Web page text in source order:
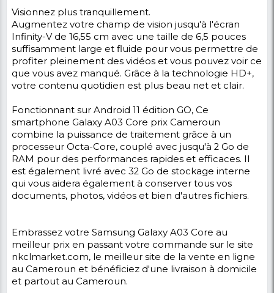
Samsung Galaxy A03 Core - 32Go-2Go - 6.5
8MP-5MP - 24 mois de
Détail du produit
coloré pour plus de confort? Et oui plus la
vous soucier car vous aviez déjà la solution
mains avec NKCL MARKET qui vous
Galaxy A03 Core sortie le 06 décembre 2021
smartphone qui combine des courbes
dos texturé pour une meilleure prise en
l'appareil photo ajoute simplement au style
surveille votre œil.
Visionnez plus tranquillement.